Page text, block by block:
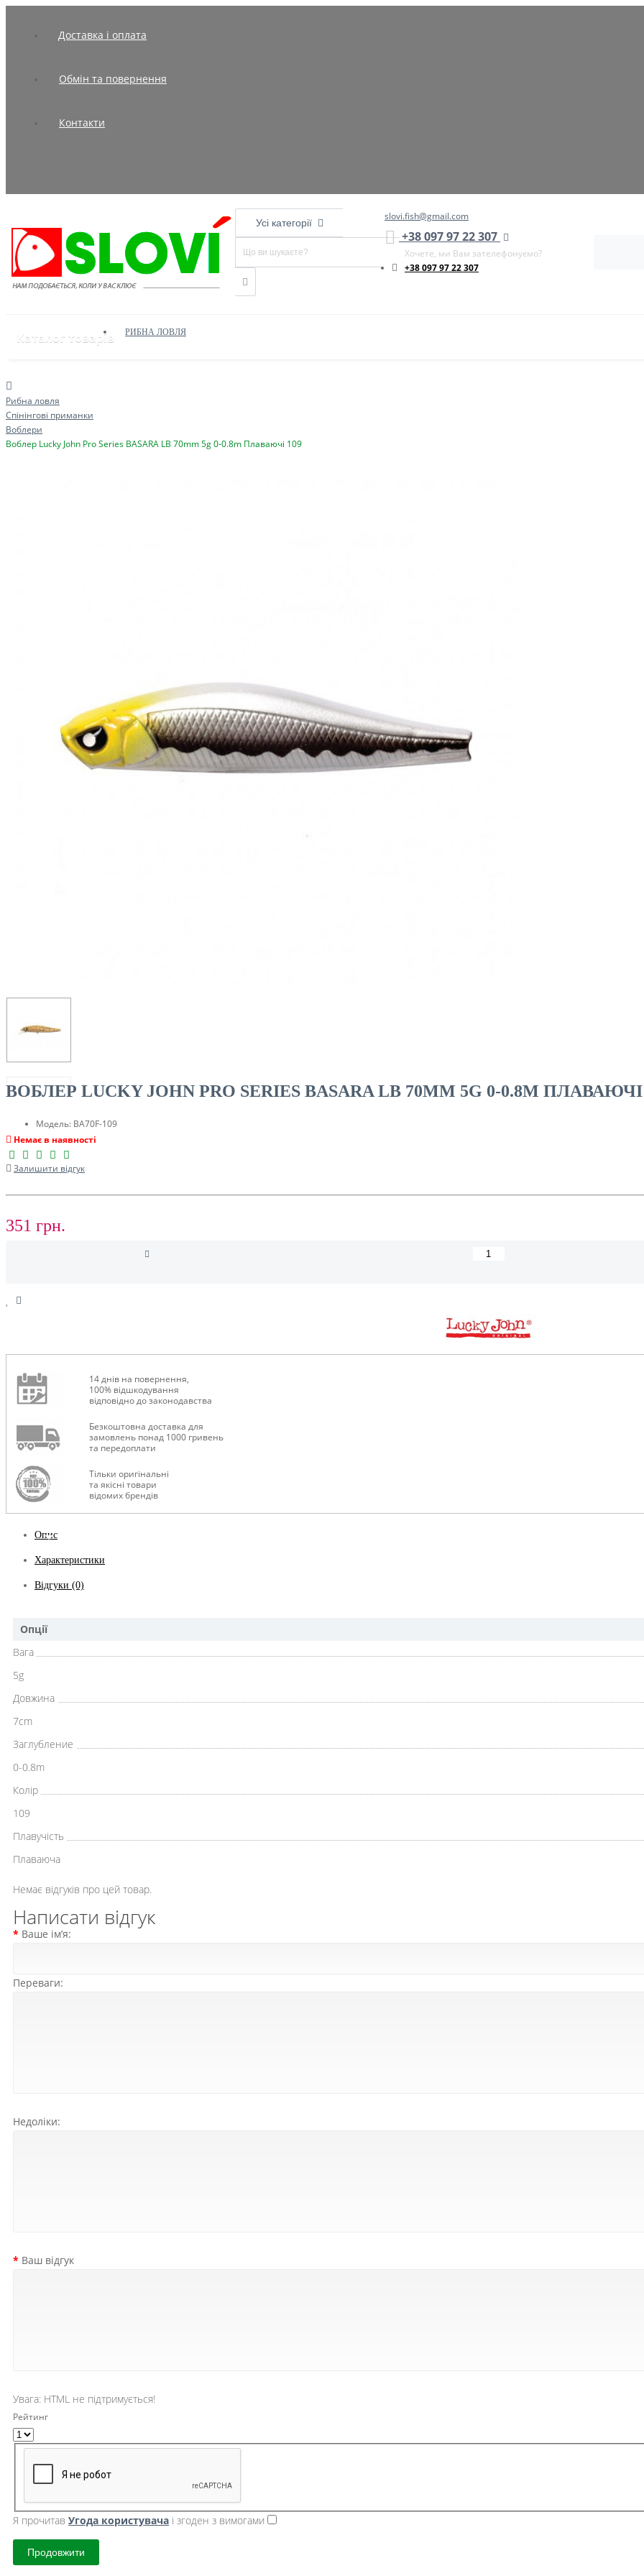
Доставка і оплата
Обмін та повернення
Контакти
Усі категорії
slovi.fish@gmail.com
+38 097 97 22 307
Хочете, ми Вам зателефонуємо?
+38 097 97 22 307
Каталог товарів РИБНА ЛОВЛЯ
ЧОВНИ ТА МОТОРИ
Рибна ловля
Спінінгові приманки
Воблери
Воблер Lucky John Pro Series BASARA LB 70mm 5g 0-0.8m Плаваючі 109
ВОБЛЕР LUCKY JOHN PRO SERIES BASARA LB 70MM 5G 0-0.8M ПЛАВАЮЧІ
Модель: BA70F-109
Немає в наявності
Залишити відгук
351 грн.
14 днів на повернення,
100% відшкодування
відповідно до законодавства
Безкоштовна доставка для
замовлень понад 1000 гривень
та передоплати
Тільки оригінальні
та якісні товари
відомих брендів
Опис
Характеристики
Відгуки (0)
Опції
Вага
5g
Довжина
7cm
Заглубление
0-0.8m
Колір
109
Плавучість
Плаваюча
Немає відгуків про цей товар.
Написати відгук
Ваше ім’я:
Переваги:
Недоліки:
Ваш відгук
Увага: HTML не підтримується!
Рейтинг
Я прочитав Угода користувача і згоден з вимогами
Продовжити